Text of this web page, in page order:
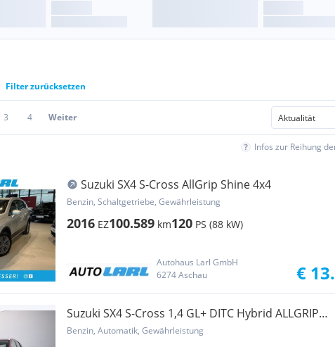
Filter zurücksetzen
3 4 Weiter
Infos zur Reihung
Suzuki SX4 S-Cross AllGrip Shine 4x4
Benzin, Schaltgetriebe, Gewährleistung
2016 EZ100.589 km120 PS (88 kW)
Autohaus Larl GmbH
6274 Aschau
€
Suzuki SX4 S-Cross 1,4 GL+ DITC Hybrid ALLGRIP
flash Aut.
Benzin, Automatik, Gewährleistung